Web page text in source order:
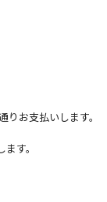
お支払いします。
す。